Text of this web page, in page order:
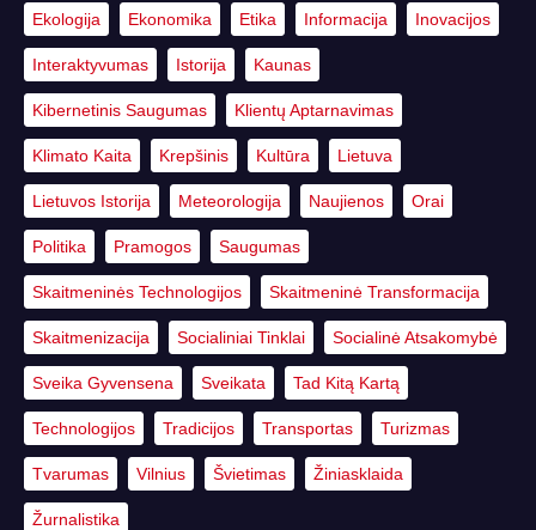
Ekologija Ekonomika Etika Informacija Inovacijos
Interaktyvumas Istorija Kaunas
Kibernetinis Saugumas Klientų Aptarnavimas
Klimato Kaita Krepšinis Kultūra Lietuva
Lietuvos Istorija Meteorologija Naujienos Orai
Politika Pramogos Saugumas
Skaitmeninės Technologijos Skaitmeninė Transformacija
Skaitmenizacija Socialiniai Tinklai Socialinė Atsakomybė
Sveika Gyvensena Sveikata Tad Kitą Kartą
Technologijos Tradicijos Transportas Turizmas
Tvarumas Vilnius Švietimas Žiniasklaida
Žurnalistika